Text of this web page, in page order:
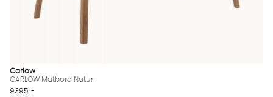
Carlow
CARLOW Matbord Natur
9395 :-